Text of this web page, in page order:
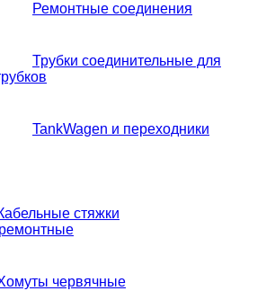
Ремонтные соединения
Трубки соединительные для
TankWagen и переходники
стяжки
червячные